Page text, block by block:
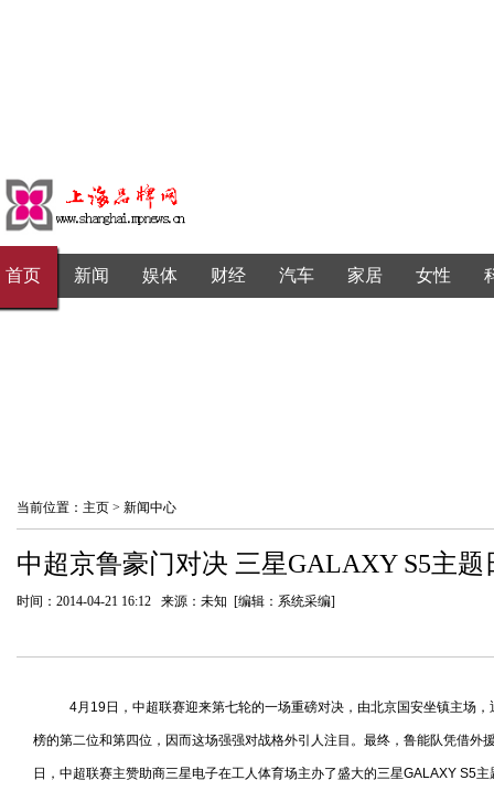
首页 新闻 娱体 财经 汽车 家居 女性
当前位置： 主页 > 新闻中心
中超京鲁豪门对决 三星GALAXY S5主题
时间：2014-04-21 16:12 来源：未知 [编辑：系统采编]
4月 19日 ，中超联赛迎来第七轮的一场重磅对决，由北京国安坐镇主场
榜的第二位和第四位，因而这场强强对战格外引人注目。最终，鲁能队凭借外
日，中超联赛主赞助商三星电子在工人体育场主办了盛大的三星GALAXY S5主